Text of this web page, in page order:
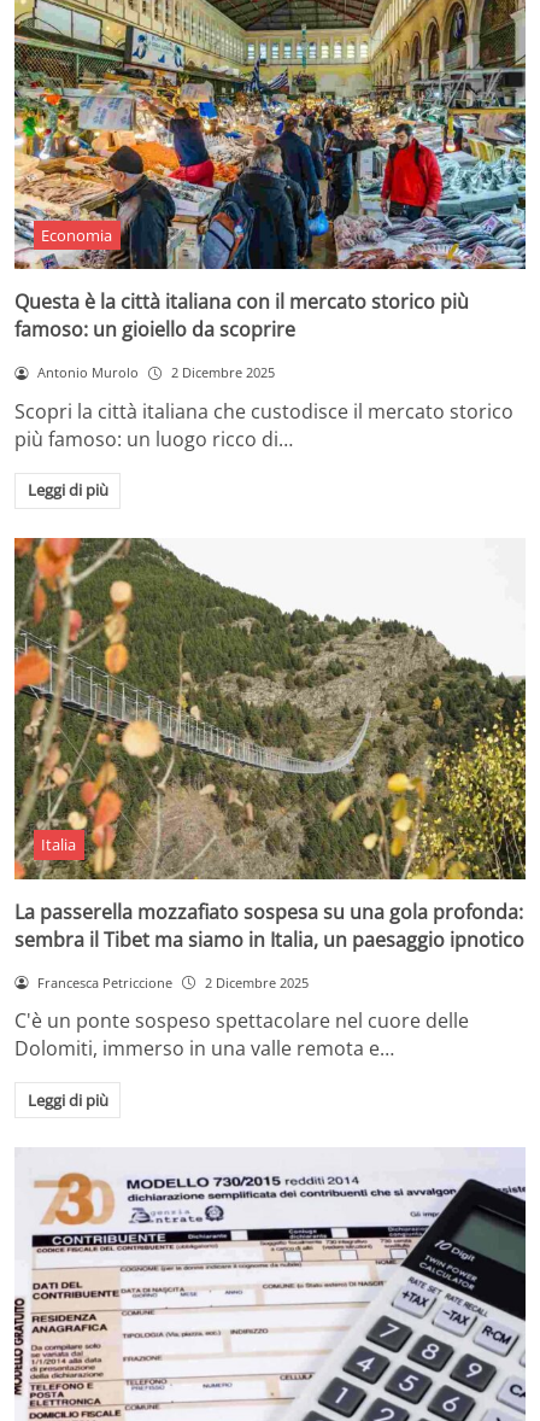
Economia
Questa è la città italiana con il mercato storico più
famoso: un gioiello da scoprire
Antonio Murolo 2 Dicembre 2025
Scopri la città italiana che custodisce il mercato storico
più famoso: un luogo ricco di…
Leggi di più
Italia
La passerella mozzafiato sospesa su una gola profonda:
sembra il Tibet ma siamo in Italia, un paesaggio ipnotico
Francesca Petriccione 2 Dicembre 2025
C'è un ponte sospeso spettacolare nel cuore delle
Dolomiti, immerso in una valle remota e…
Leggi di più